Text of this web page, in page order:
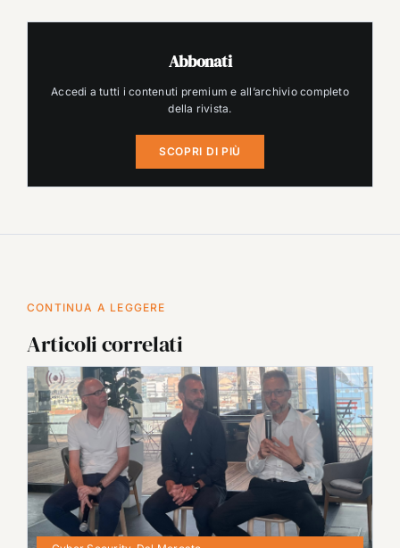
Abbonati
Accedi a tutti i contenuti premium e all’archivio completo
della rivista.
SCOPRI DI PIÙ
CONTINUA A LEGGERE
Articoli correlati